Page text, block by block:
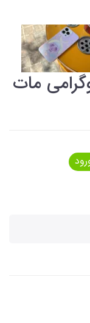
مات